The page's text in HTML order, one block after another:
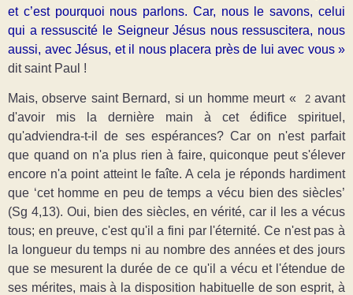
et c’est pourquoi nous parlons. Car, nous le savons, celui
qui a ressuscité le Seigneur Jésus nous ressuscitera, nous
aussi, avec Jésus, et il nous placera près de lui avec vous »
dit saint Paul !
Mais, observe saint Bernard, si un homme meurt « 2avant
d'avoir mis la dernière main à cet édifice spirituel,
qu'adviendra-t-il de ses espérances? Car on n'est parfait
que quand on n'a plus rien à faire, quiconque peut s'élever
encore n'a point atteint le faîte. A cela je réponds hardiment
que ‘cet homme en peu de temps a vécu bien des siècles’
(Sg 4,13). Oui, bien des siècles, en vérité, car il les a vécus
tous; en preuve, c'est qu'il a fini par l'éternité. Ce n'est pas à
la longueur du temps ni au nombre des années et des jours
que se mesurent la durée de ce qu'il a vécu et l'étendue de
ses mérites, mais à la disposition habituelle de son esprit, à